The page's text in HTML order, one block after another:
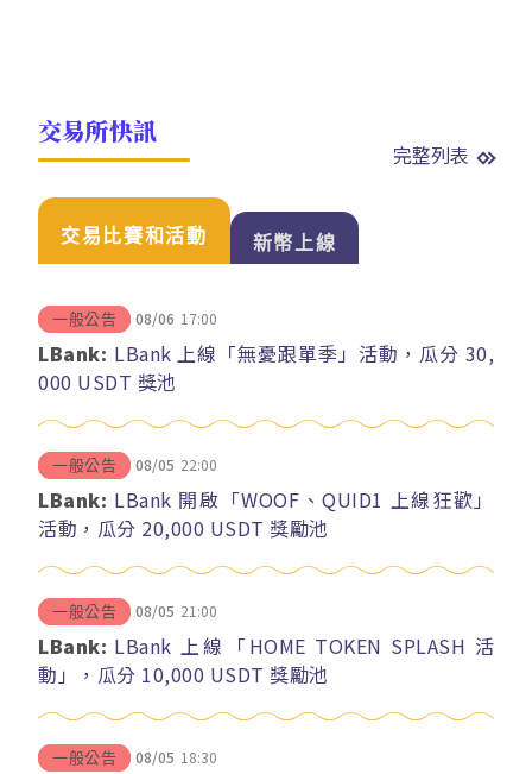
交易所快訊
完整列表
交易比賽和活動 新幣上線
一般公告 08/06 17:00
LBank: LBank 上線「無憂跟單季」活動，瓜分 30,
000 USDT 獎池
一般公告 08/05 22:00
LBank: LBank 開啟「WOOF、QUID1 上線狂歡」
活動，瓜分 20,000 USDT 獎勵池
一般公告 08/05 21:00
LBank: LBank 上線「HOME TOKEN SPLASH 活
動」，瓜分 10,000 USDT 獎勵池
一般公告 08/05 18:30